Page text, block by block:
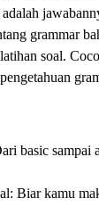
grammar
soal.
basic sampai
Biar kamu